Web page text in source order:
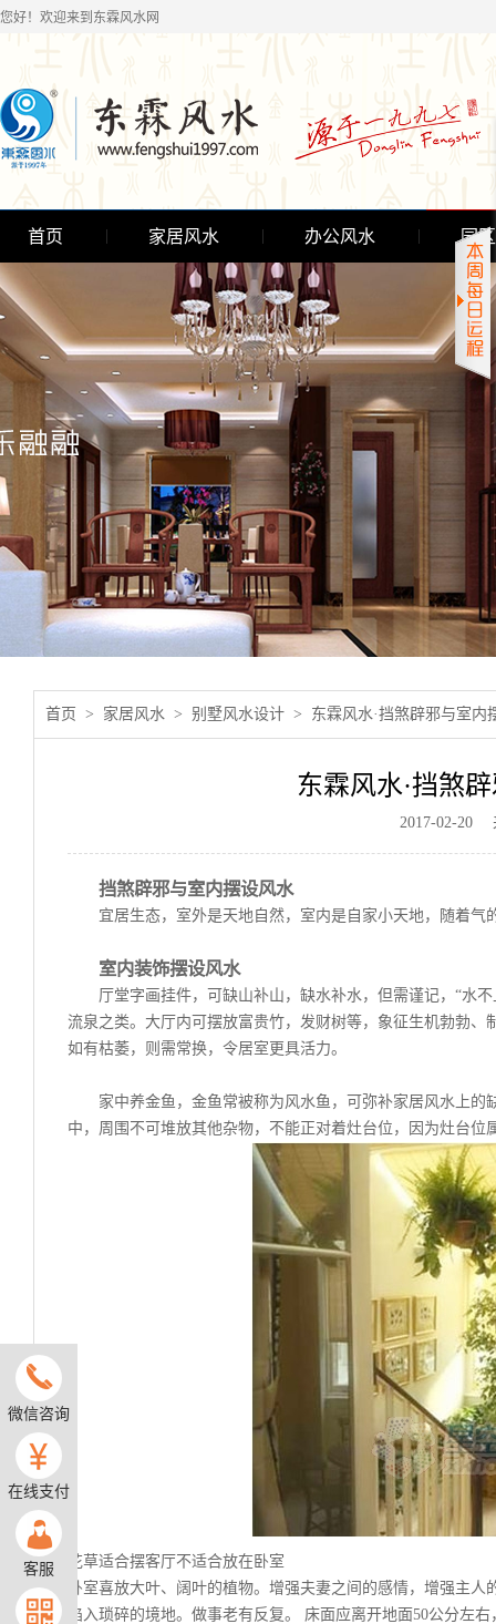
您好！欢迎来到东霖风水网
首页 家居风水 办公风水 园
首页 家居风水 别墅风水设计 东霖风水·挡煞辟邪与室内
东霖风水·挡煞
2017-02-20
挡煞辟邪与室内摆设风水
宜居生态，室外是天地自然，室内是自家小天地，随着
室内装饰摆设风水
厅堂字画挂件，可缺山补山，缺水补水，但需谨记，“水
流泉之类。大厅内可摆放富贵竹，发财树等，象征生机勃勃
如有枯萎，则需常换，令居室更具活力。
家中养金鱼，金鱼常被称为风水鱼，可弥补家居风水上
中，周围不可堆放其他杂物，不能正对着灶台位，因为灶台
花草适合摆客厅不适合放在卧室
卧室喜放大叶、阔叶的植物。增强夫妻之间的感情，增强主
陷入琐碎的境地。做事老有反复。 床面应离开地面50公分左
微信咨询
在线支付
客服